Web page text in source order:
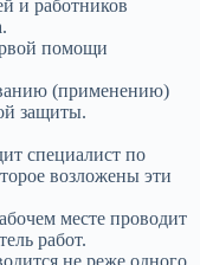
и работников
помощи
(применению)
защиты.
специалист по
возложены эти
месте проводит
работ.